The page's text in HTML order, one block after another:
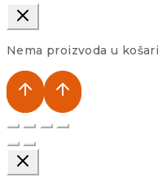
Nema proizvoda u